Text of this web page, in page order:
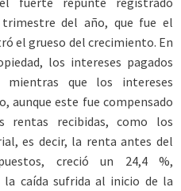
del año, que fue el
el grueso del crecimiento. En
los intereses pagados
mientras que los intereses
aunque este fue compensado
recibidas, como los
es decir, la renta antes del
creció un 24,4 %,
la caída sufrida al inicio de la